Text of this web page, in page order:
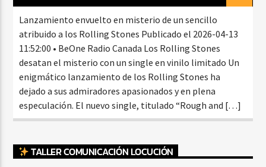
Lanzamiento envuelto en misterio de un sencillo
atribuido a los Rolling Stones Publicado el 2026-04-13
11:52:00 • BeOne Radio Canada Los Rolling Stones
desatan el misterio con un single en vinilo limitado Un
enigmático lanzamiento de los Rolling Stones ha
dejado a sus admiradores apasionados y en plena
especulación. El nuevo single, titulado “Rough and […]
TALLER COMUNICACIÓN LOCUCIÓN